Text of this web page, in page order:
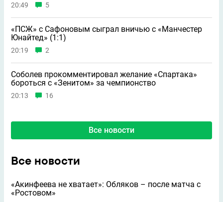
20:49 5
«ПСЖ» с Сафоновым сыграл вничью с «Манчестер
Юнайтед» (1:1)
20:19 2
Соболев прокомментировал желание «Спартака»
бороться с «Зенитом» за чемпионство
20:13 16
Все новости
Все новости
«Акинфеева не хватает»: Обляков – после матча с
«Ростовом»